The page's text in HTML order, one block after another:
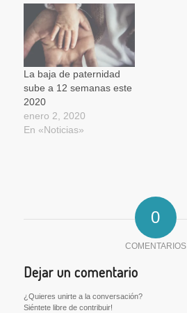
La baja de paternidad
sube a 12 semanas este
2020
enero 2, 2020
En «Noticias»
0
COMENTARIOS
Dejar un comentario
¿Quieres unirte a la conversación?
Siéntete libre de contribuir!